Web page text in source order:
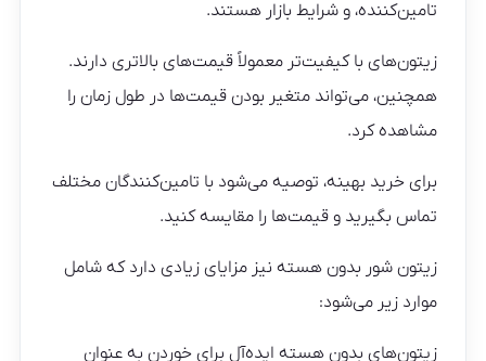
تامین‌کننده، و شرایط بازار هستند.
زیتون‌های با کیفیت‌تر معمولاً قیمت‌های بالاتری دارند.
همچنین، می‌تواند متغیر بودن قیمت‌ها در طول زمان را
مشاهده کرد.
برای خرید بهینه، توصیه می‌شود با تامین‌کنندگان مختلف
تماس بگیرید و قیمت‌ها را مقایسه کنید.
زیتون شور بدون هسته نیز مزایای زیادی دارد که شامل
موارد زیر می‌شود:
زیتون‌های بدون هسته ایده‌آل برای خوردن به عنوان